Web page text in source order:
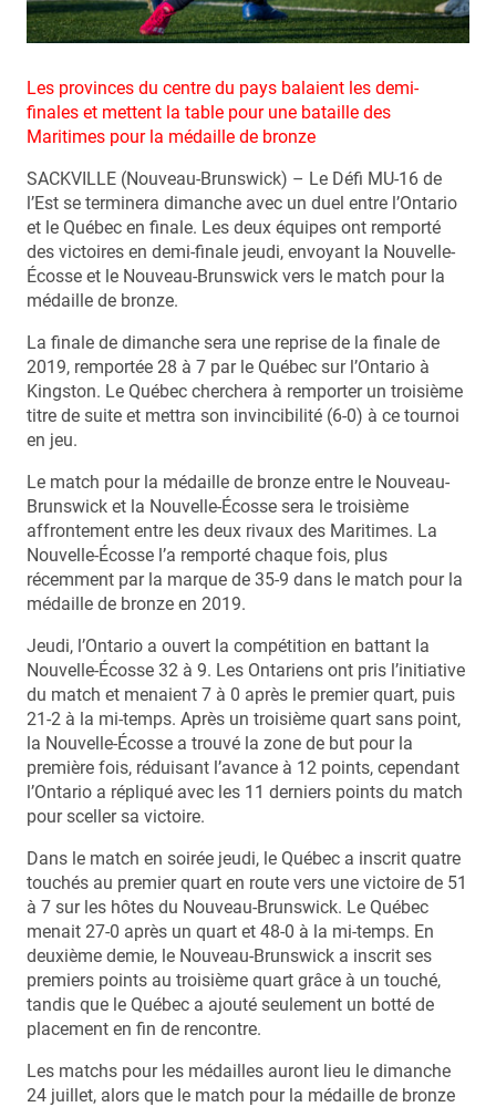
Les provinces du centre du pays balaient les demi-
finales et mettent la table pour une bataille des
Maritimes pour la médaille de bronze
SACKVILLE (Nouveau-Brunswick) – Le Défi MU-16 de
l’Est se terminera dimanche avec un duel entre l’Ontario
et le Québec en finale. Les deux équipes ont remporté
des victoires en demi-finale jeudi, envoyant la Nouvelle-
Écosse et le Nouveau-Brunswick vers le match pour la
médaille de bronze.
La finale de dimanche sera une reprise de la finale de
2019, remportée 28 à 7 par le Québec sur l’Ontario à
Kingston. Le Québec cherchera à remporter un troisième
titre de suite et mettra son invincibilité (6-0) à ce tournoi
en jeu.
Le match pour la médaille de bronze entre le Nouveau-
Brunswick et la Nouvelle-Écosse sera le troisième
affrontement entre les deux rivaux des Maritimes. La
Nouvelle-Écosse l’a remporté chaque fois, plus
récemment par la marque de 35-9 dans le match pour la
médaille de bronze en 2019.
Jeudi, l’Ontario a ouvert la compétition en battant la
Nouvelle-Écosse 32 à 9. Les Ontariens ont pris l’initiative
du match et menaient 7 à 0 après le premier quart, puis
21-2 à la mi-temps. Après un troisième quart sans point,
la Nouvelle-Écosse a trouvé la zone de but pour la
première fois, réduisant l’avance à 12 points, cependant
l’Ontario a répliqué avec les 11 derniers points du match
pour sceller sa victoire.
Dans le match en soirée jeudi, le Québec a inscrit quatre
touchés au premier quart en route vers une victoire de 51
à 7 sur les hôtes du Nouveau-Brunswick. Le Québec
menait 27-0 après un quart et 48-0 à la mi-temps. En
deuxième demie, le Nouveau-Brunswick a inscrit ses
premiers points au troisième quart grâce à un touché,
tandis que le Québec a ajouté seulement un botté de
placement en fin de rencontre.
Les matchs pour les médailles auront lieu le dimanche
24 juillet, alors que le match pour la médaille de bronze